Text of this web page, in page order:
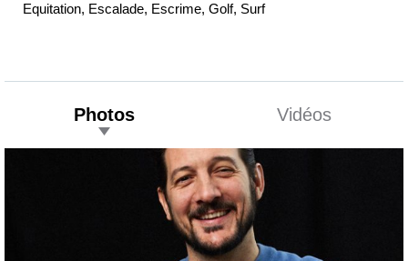
Equitation, Escalade, Escrime, Golf, Surf
Photos Vidéos